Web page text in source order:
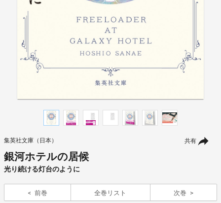
共有
集英社文庫（日本）
銀河ホテルの居候
光り続ける灯台のように
前巻 全巻リスト 次巻